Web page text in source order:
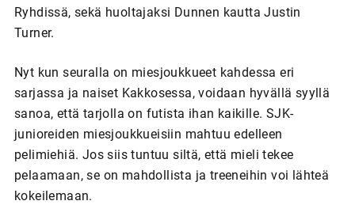
Ryhdissä, sekä huoltajaksi Dunnen kautta Justin
Turner.
Nyt kun seuralla on miesjoukkueet kahdessa eri
sarjassa ja naiset Kakkosessa, voidaan hyvällä syyllä
sanoa, että tarjolla on futista ihan kaikille. SJK-
junioreiden miesjoukkueisiin mahtuu edelleen
pelimiehiä. Jos siis tuntuu siltä, että mieli tekee
pelaamaan, se on mahdollista ja treeneihin voi lähteä
kokeilemaan.